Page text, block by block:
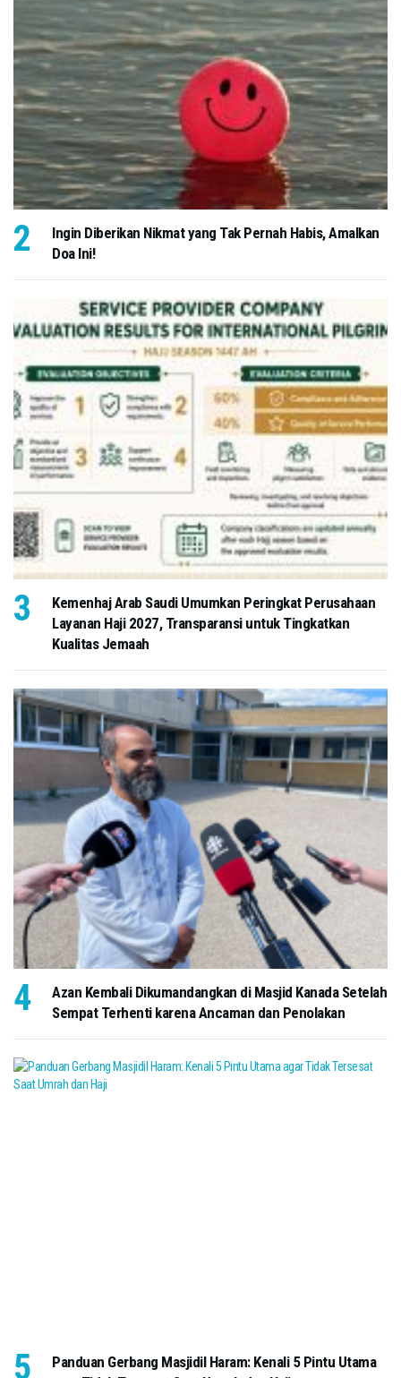
Ingin Diberikan Nikmat yang Tak Pernah Habis, Amalkan
Doa Ini!
Kemenhaj Arab Saudi Umumkan Peringkat Perusahaan
Layanan Haji 2027, Transparansi untuk Tingkatkan
Kualitas Jemaah
Azan Kembali Dikumandangkan di Masjid Kanada Setelah
Sempat Terhenti karena Ancaman dan Penolakan
Panduan Gerbang Masjidil Haram: Kenali 5 Pintu Utama